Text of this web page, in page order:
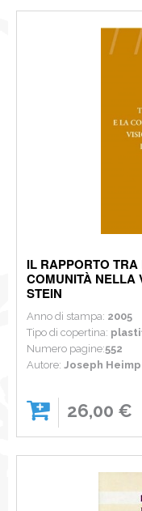
IL RAPPORTO
COMUNITÀ NELLA
STEIN
Anno di stampa: 2005
Tipo di copertina:
Numero pagine:552
Autore: Joseph
26,00 €